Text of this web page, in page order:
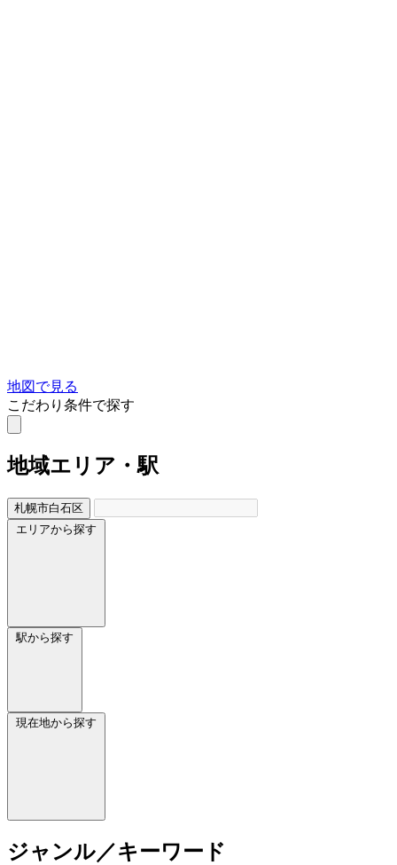
地図で見る
こだわり条件で探す
地域エリア・駅
札幌市白石区
エリアから探す
駅から探す
現在地から探す
ジャンル／キーワード